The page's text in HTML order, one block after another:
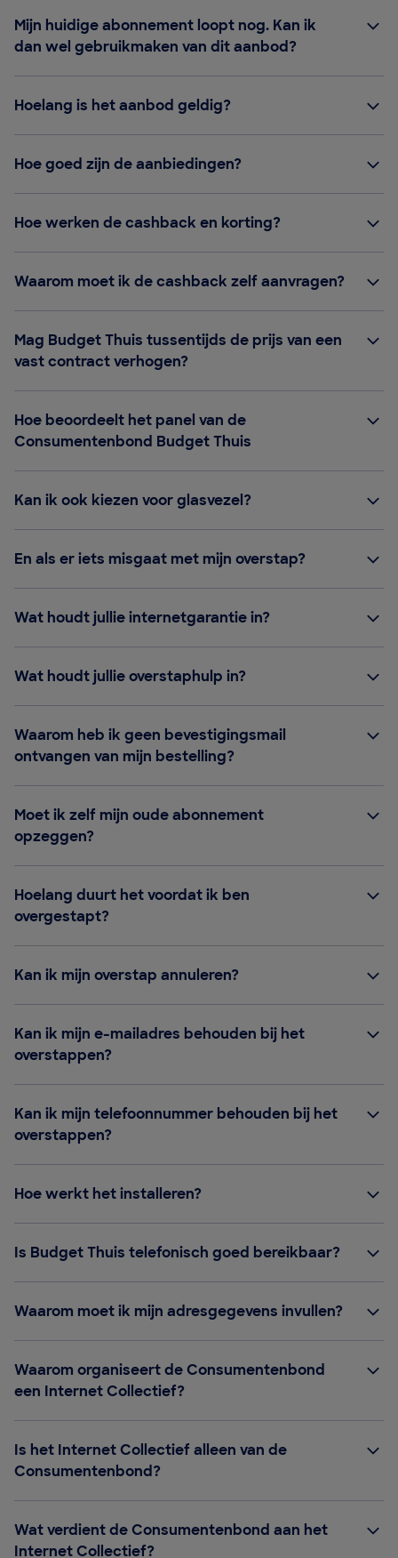
Mijn huidige abonnement loopt nog. Kan ik
dan wel gebruikmaken van dit aanbod?
Hoelang is het aanbod geldig?
Hoe goed zijn de aanbiedingen?
Hoe werken de cashback en korting?
Waarom moet ik de cashback zelf aanvragen?
Mag Budget Thuis tussentijds de prijs van een
vast contract verhogen?
Hoe beoordeelt het panel van de
Consumentenbond Budget Thuis
Kan ik ook kiezen voor glasvezel?
En als er iets misgaat met mijn overstap?
Wat houdt jullie internetgarantie in?
Wat houdt jullie overstaphulp in?
Waarom heb ik geen bevestigingsmail
ontvangen van mijn bestelling?
Moet ik zelf mijn oude abonnement
opzeggen?
Hoelang duurt het voordat ik ben
overgestapt?
Kan ik mijn overstap annuleren?
Kan ik mijn e-mailadres behouden bij het
overstappen?
Kan ik mijn telefoonnummer behouden bij het
overstappen?
Hoe werkt het installeren?
Is Budget Thuis telefonisch goed bereikbaar?
Waarom moet ik mijn adresgegevens invullen?
Waarom organiseert de Consumentenbond
een Internet Collectief?
Is het Internet Collectief alleen van de
Consumentenbond?
Wat verdient de Consumentenbond aan het
Internet Collectief?